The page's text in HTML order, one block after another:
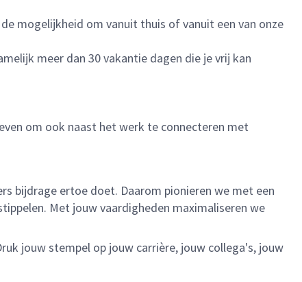
mogelijkheid om vanuit thuis of vanuit een van onze
meer dan 30 vakantie dagen die je vrij kan
om ook naast het werk te connecteren met
bijdrage ertoe doet. Daarom pionieren we met een
Met jouw vaardigheden maximaliseren we
jouw stempel op jouw carrière, jouw collega's, jouw